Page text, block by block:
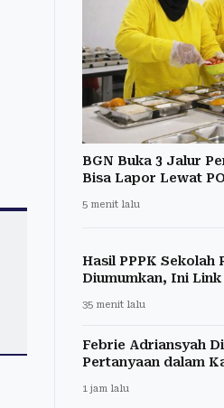
BGN Buka 3 Jalur
Bisa Lapor Lewat
5 menit lalu
Hasil PPPK Sekolah
Diumumkan, Ini Link
35 menit lalu
Febrie Adriansyah
Pertanyaan dalam
1 jam lalu